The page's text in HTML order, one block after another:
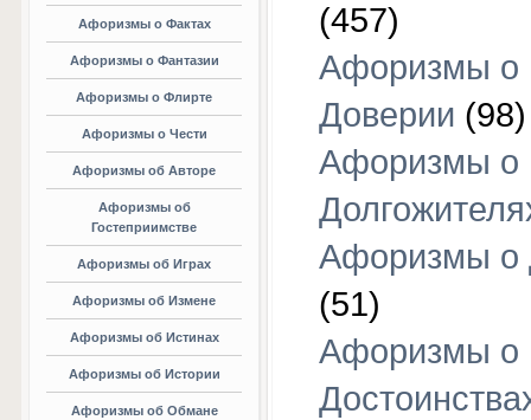
Афоризмы о Фактах
Афоризмы о Фантазии
Афоризмы о Флирте
Афоризмы о Чести
Афоризмы об Авторе
Афоризмы об
Гостеприимстве
Афоризмы об Играх
Афоризмы об Измене
Афоризмы об Истинах
Афоризмы об Истории
Афоризмы об Обмане
(457)
Афоризмы о
Доверии (98)
Афоризмы о
Афоризмы о
(51)
Афоризмы о